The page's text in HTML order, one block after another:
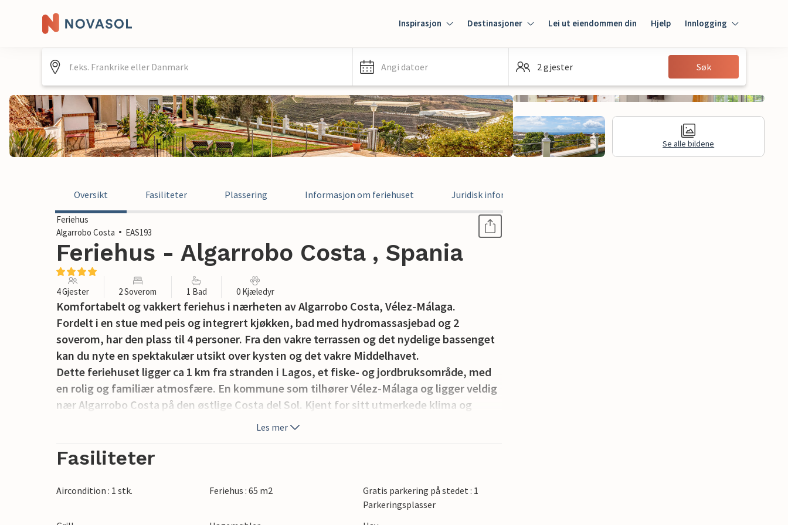
Inspirasjon Destinasjoner Lei ut eiendommen din Hjelp Innlogging
Innlogging
Gjest
Angi datoer 2 gjester Søk
Se alle bildene
Oversikt Fasiliteter Plassering Informasjon om feriehuset Juridisk informasjon
Feriehus
Algarrobo Costa
EAS193
Feriehus - Algarrobo Costa , Spania
4 Gjester 2 Soverom 1 Bad 0 Kjæledyr
Komfortabelt og vakkert feriehus i nærheten av Algarrobo Costa, Vélez-Málaga.
Fordelt i en stue med peis og integrert kjøkken, bad med hydromassasjebad og 2
soverom, har den plass til 4 personer. Fra den vakre terrassen og det nydelige bassenget
kan du nyte en spektakulær utsikt over kysten og det vakre Middelhavet.
Dette feriehuset ligger ca 1 km fra stranden i Lagos, et fiske- og jordbruksområde, med
en rolig og familiær atmosfære. En kommune som tilhører Vélez-Málaga og ligger veldig
nær Algarrobo Costa på den østlige Costa del Sol. Kjent for sitt utmerkede klima og
brede utvalg av restauranter og strandbarer.
elven Lagos. De siste 75 m er i en skråning, men kan kjøres på med et kjøretøy.
Eieren gir vann til drikke og matlaging.
Sterkt anbefalt er et besøk til Torrox og Nerja som er lett tilgjengelig med bil og buss.
Les mer
Fasiliteter
Aircondition : 1 stk. Feriehus : 65 m2
Gratis parkering på stedet : 1
Parkeringsplasser